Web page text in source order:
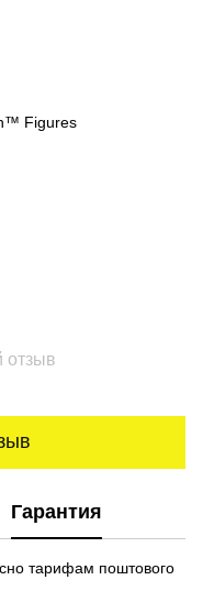
Figures
отзыв
Гарантия
тарифам поштового